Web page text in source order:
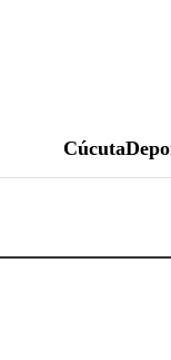
Cúcuta